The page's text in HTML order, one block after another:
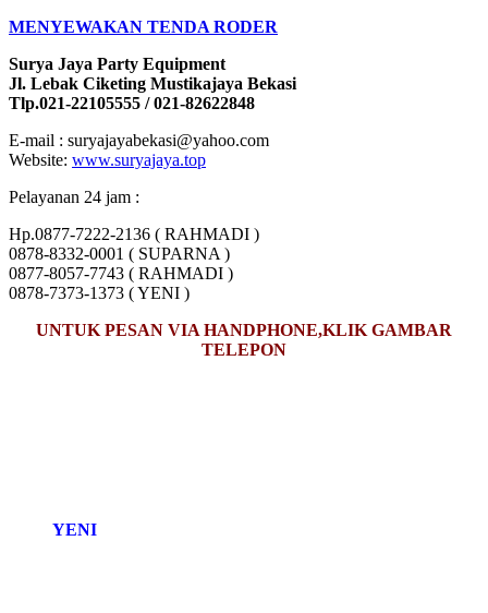
MENYEWAKAN TENDA RODER
Surya Jaya Party Equipment
Jl. Lebak Ciketing Mustikajaya Bekasi
Tlp.021-22105555 / 021-82622848
E-mail : suryajayabekasi@yahoo.com
Website: www.suryajaya.top
Pelayanan 24 jam :
Hp.0877-7222-2136 ( RAHMADI )
0878-8332-0001 ( SUPARNA )
0877-8057-7743 ( RAHMADI )
0878-7373-1373 ( YENI )
UNTUK PESAN VIA HANDPHONE,KLIK GAMBAR
TELEPON
YENI